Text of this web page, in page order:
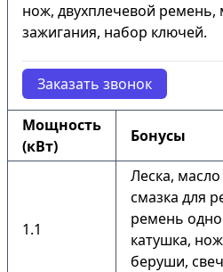
нож, двухплечевой ремень,
зажигания, набор ключей.
Заказать звонок
Мощность
(кВт)
Бонусы
1.1
Леска, масло
смазка для
ремень
катушка,
беруши,